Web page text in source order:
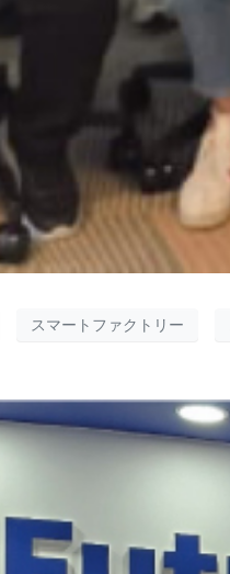
スマートファクトリー